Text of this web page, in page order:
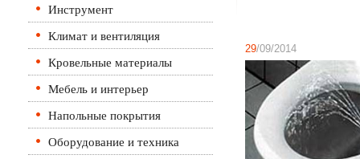
Инструмент
Климат и вентиляция
Кровельные материалы
Мебель и интерьер
Напольные покрытия
Оборудование и техника
29/09/2014